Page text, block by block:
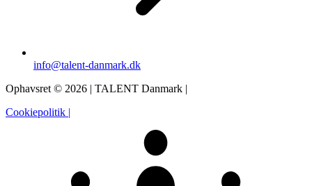
info@talent-danmark.dk
Ophavsret © 2026 | TALENT Danmark |
Cookiepolitik |